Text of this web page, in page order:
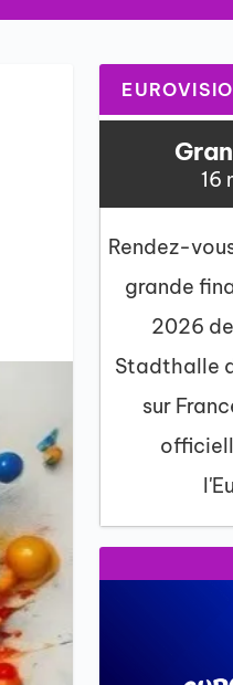
16
Rendez-
grande
2026
Stadthalle
sur